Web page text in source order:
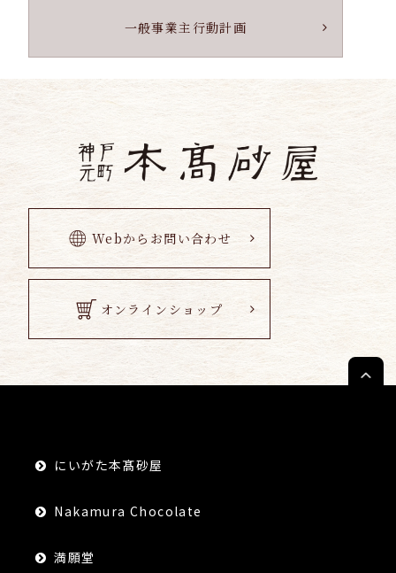
一般事業主行動計画
Webからお問い合わせ
オンラインショップ
にいがた本髙砂屋
Nakamura Chocolate
満願堂